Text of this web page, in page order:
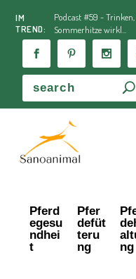
IM
TREND:
Podcast #59 -
Sommerhitze wirkl...
Pferd
egesu
ndhei
t
Pfer
defüt
teru
ng
ng